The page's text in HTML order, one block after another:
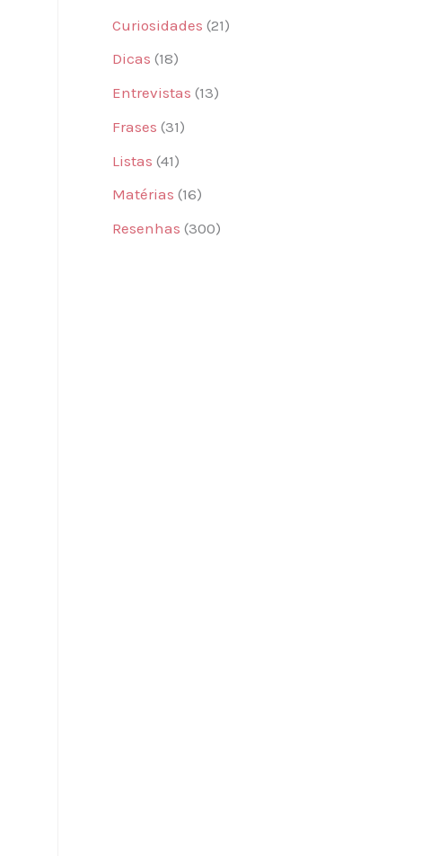
Curiosidades (21)
Dicas (18)
Entrevistas (13)
Frases (31)
Listas (41)
Matérias (16)
Resenhas (300)